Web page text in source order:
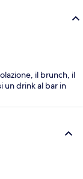
il brunch, il
un drink al bar in